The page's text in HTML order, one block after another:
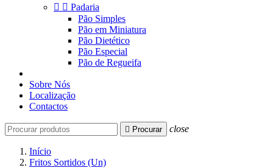
  Padaria
Pão Simples
Pão em Miniatura
Pão Dietético
Pão Especial
Pão de Regueifa
Sobre Nós
Localização
Contactos
 Procurar close
Início
Fritos Sortidos (Un)